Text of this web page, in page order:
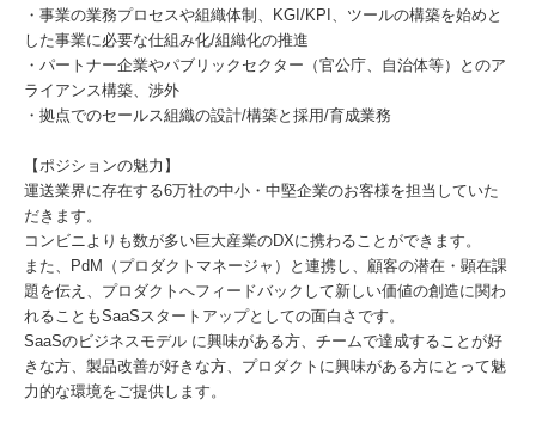
・事業の業務プロセスや組織体制、KGI/KPI、ツールの構築を始めと
した事業に必要な仕組み化/組織化の推進
・パートナー企業やパブリックセクター（官公庁、自治体等）とのア
ライアンス構築、渉外
・拠点でのセールス組織の設計/構築と採用/育成業務
【ポジションの魅力】
運送業界に存在する6万社の中小・中堅企業のお客様を担当していた
だきます。
コンビニよりも数が多い巨大産業のDXに携わることができます。
また、PdM（プロダクトマネージャ）と連携し、顧客の潜在・顕在課
題を伝え、プロダクトへフィードバックして新しい価値の創造に関わ
れることもSaaSスタートアップとしての面白さです。
SaaSのビジネスモデル に興味がある方、チームで達成することが好
きな方、製品改善が好きな方、プロダクトに興味がある方にとって魅
力的な環境をご提供します。